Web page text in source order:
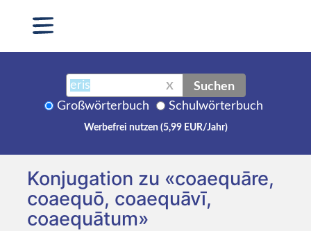
X Suchen
Großwörterbuch Schulwörterbuch
Werbefrei nutzen (5,99 EUR/Jahr)
Konjugation zu «coaequāre,
coaequō, coaequāvī,
coaequātum»